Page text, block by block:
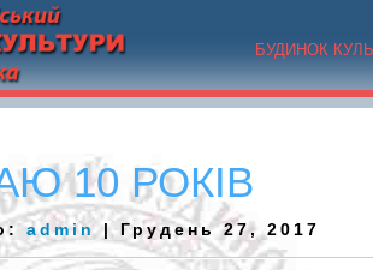
БУДИНОК
10 РОКІВ
admin| Грудень 27, 2017